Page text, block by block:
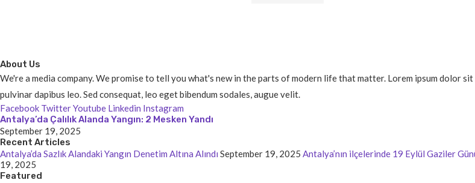
About Us
We're a media company. We promise to tell you what's new in the parts of modern life that matter. Lorem ipsum dolor
pulvinar dapibus leo. Sed consequat, leo eget bibendum sodales, augue velit.
Facebook TwitterYoutube Linkedin Instagram
Antalya’da Çalılık Alanda Yangın: 2 Mesken Yandı
September 19, 2025
Recent Articles
Antalya’da Sazlık Alandaki Yangın Denetim Altına Alındı September 19, 2025 Antalya’nın ilçelerinde 19 Eylül Gaziler
19, 2025
Featured